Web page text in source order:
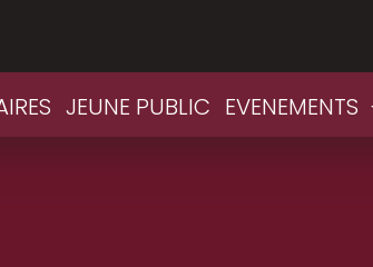
JEUNE PUBLIC EVENEMENTS